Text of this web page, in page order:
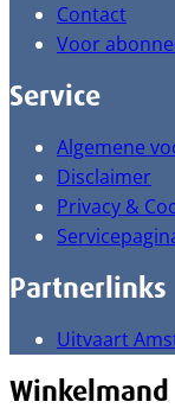
Contact
Voor
Service
Algemene
Disclaimer
Privacy &
Partnerlinks
Uitvaart
Winkelmand